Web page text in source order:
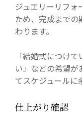
ジュエリーリフォ
ため、完成まで
わります。
「結婚式につけ
い」などの希望
てスケジュールに
仕上がり確認